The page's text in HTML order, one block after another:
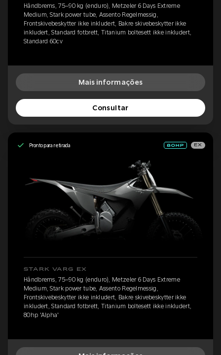
Håndbrems, 75–90 kg (enduro), Metzeler 6 Days Extreme
Medium, Stark power tube, Assento Regelmessig,
Frontskivebeskytter ikke inkludert, Bakre skivebeskytter ikke
inkludert, Standard fotbrett, Titanium boltesett ikke inkludert,
Standard 60cv
Mais informações
Consultar
Pronto para retirada EX
STARK VARG EX
Håndbrems, 75–90 kg (enduro), Metzeler 6 Days Extreme
Medium, Stark power tube, Assento Regelmessig,
Frontskivebeskytter ikke inkludert, Bakre skivebeskytter ikke
inkludert, Standard fotbrett, Titanium boltesett ikke inkludert,
80hp 'Alpha'